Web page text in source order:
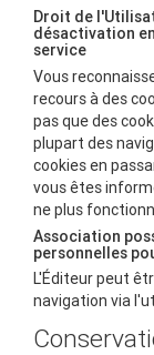
Droit de
désactivation
service
Vous
recours à des
pas que des
plupart des
cookies en
vous êtes
ne plus
Association
personnelles
L'Éditeur peut
navigation via